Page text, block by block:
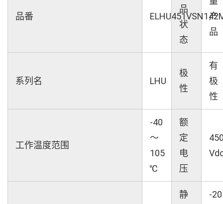
品番
品
状
态
产
品
系列名 LHU
极
性
有
极
性
工作温度范围
-40
～
105
℃
额
定
电
压
静
-20